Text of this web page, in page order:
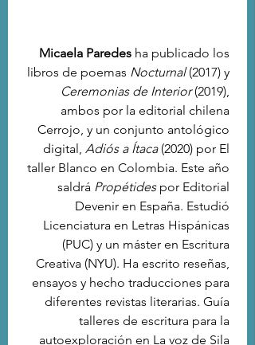
Micaela Paredes ha publicado los
libros de poemas Nocturnal (2017) y
Ceremonias de Interior (2019),
ambos por la editorial chilena
Cerrojo, y un conjunto antológico
digital, Adiós a Ítaca (2020) por El
taller Blanco en Colombia. Este año
saldrá Propétides por Editorial
Devenir en España. Estudió
Licenciatura en Letras Hispánicas
(PUC) y un máster en Escritura
Creativa (NYU). Ha escrito reseñas,
ensayos y hecho traducciones para
diferentes revistas literarias. Guía
talleres de escritura para la
autoexploración en La voz de Sila